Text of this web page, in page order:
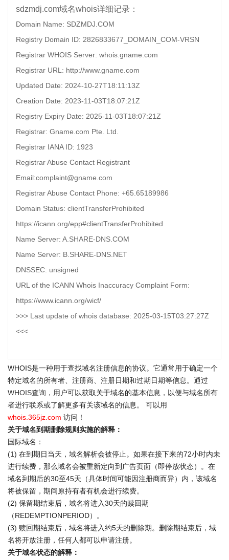
sdzmdj.com域名whois详细记录：
Domain Name: SDZMDJ.COM
Registry Domain ID: 2826833677_DOMAIN_COM-VRSN
Registrar WHOIS Server: whois.gname.com
Registrar URL: http://www.gname.com
Updated Date: 2024-10-27T18:11:13Z
Creation Date: 2023-11-03T18:07:21Z
Registry Expiry Date: 2025-11-03T18:07:21Z
Registrar: Gname.com Pte. Ltd.
Registrar IANA ID: 1923
Registrar Abuse Contact Registrant
Email:complaint@gname.com
Registrar Abuse Contact Phone: +65.65189986
Domain Status: clientTransferProhibited
https://icann.org/epp#clientTransferProhibited
Name Server: A.SHARE-DNS.COM
Name Server: B.SHARE-DNS.NET
DNSSEC: unsigned
URL of the ICANN Whois Inaccuracy Complaint Form:
https://www.icann.org/wicf/
>>> Last update of whois database: 2025-03-15T03:27:27Z
<<<
WHOIS是一种用于查找域名注册信息的协议。它通常用于确定一个
特定域名的所有者、注册商、注册日期和过期日期等信息。通过
WHOIS查询 ，用户可以获取关于域名的基本信息，以便与域名所有
者进行联系或了解更多有关该域名的信息。 可以用
whois.365jz.com 访问！
关于域名到期删除规则实施的解释：
国际域名：
(1) 在到期日当天，域名解析会被停止。如果在接下来的72小时内未
进行续费，那么域名会被重新定向到广告页面（即停放状态）。在
域名到期后的30至45天（具体时间可能因注册商而异）内，该域名
将被保留，期间原持有者有机会进行续费。
(2) 保留期结束后，域名将进入30天的赎回期
（REDEMPTIONPERIOD）。
(3) 赎回期结束后，域名将进入约5天的删除期。删除期结束后，域
名将开放注册，任何人都可以申请注册。
关于域名状态的解释：